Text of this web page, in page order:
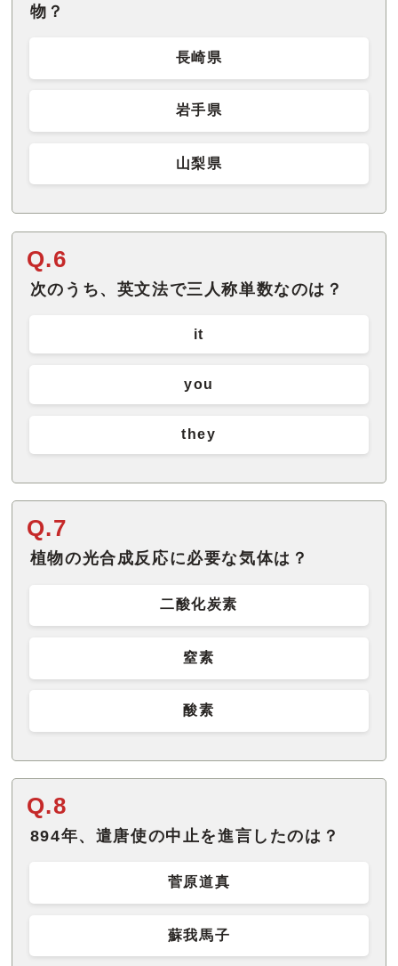
物？
長崎県
岩手県
山梨県
Q.6
次のうち、英文法で三人称単数なのは？
it
you
they
Q.7
植物の光合成反応に必要な気体は？
二酸化炭素
窒素
酸素
Q.8
894年、遣唐使の中止を進言したのは？
菅原道真
蘇我馬子